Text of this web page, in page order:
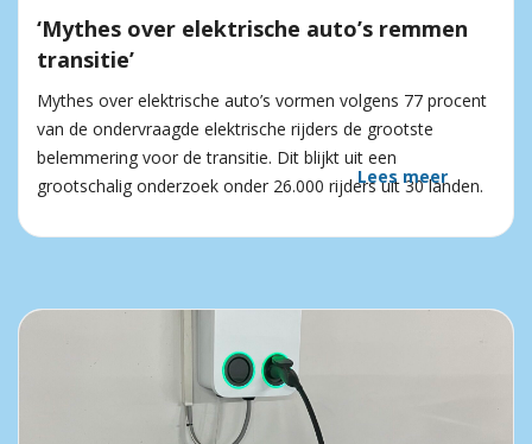
‘Mythes over elektrische auto’s remmen
transitie’
Mythes over elektrische auto’s vormen volgens 77 procent
van de ondervraagde elektrische rijders de grootste
belemmering voor de transitie. Dit blijkt uit een
grootschalig onderzoek onder 26.000 rijders uit 30 landen.
Lees meer